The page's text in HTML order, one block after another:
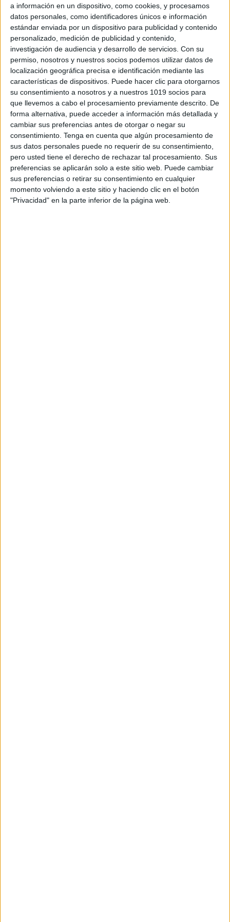
a información en un dispositivo, como cookies, y procesamos
datos personales, como identificadores únicos e información
estándar enviada por un dispositivo para publicidad y contenido
personalizado, medición de publicidad y contenido,
investigación de audiencia y desarrollo de servicios. Con su
permiso, nosotros y nuestros socios podemos utilizar datos de
localización geográfica precisa e identificación mediante las
características de dispositivos. Puede hacer clic para otorgarnos
su consentimiento a nosotros y a nuestros 1019 socios para
que llevemos a cabo el procesamiento previamente descrito. De
forma alternativa, puede acceder a información más detallada y
cambiar sus preferencias antes de otorgar o negar su
consentimiento. Tenga en cuenta que algún procesamiento de
sus datos personales puede no requerir de su consentimiento,
pero usted tiene el derecho de rechazar tal procesamiento. Sus
preferencias se aplicarán solo a este sitio web. Puede cambiar
sus preferencias o retirar su consentimiento en cualquier
momento volviendo a este sitio y haciendo clic en el botón
"Privacidad" en la parte inferior de la página web.
vínculos sin prisas ni pantallas.
🎯4. Alternativa a las pantallas
Los juegos de mesa ayudan a desconectar de
móviles y tablets, promoviendo el juego activo, la
conversación y el uso de la imaginación.
📦5. Ocupan poco y se pueden llevar
a todas partes
Perfectos para llevar de vacaciones, al campo, a la
playa o a casa de los abuelos. No ocupan mucho
espacio y garantizan horas de juego.